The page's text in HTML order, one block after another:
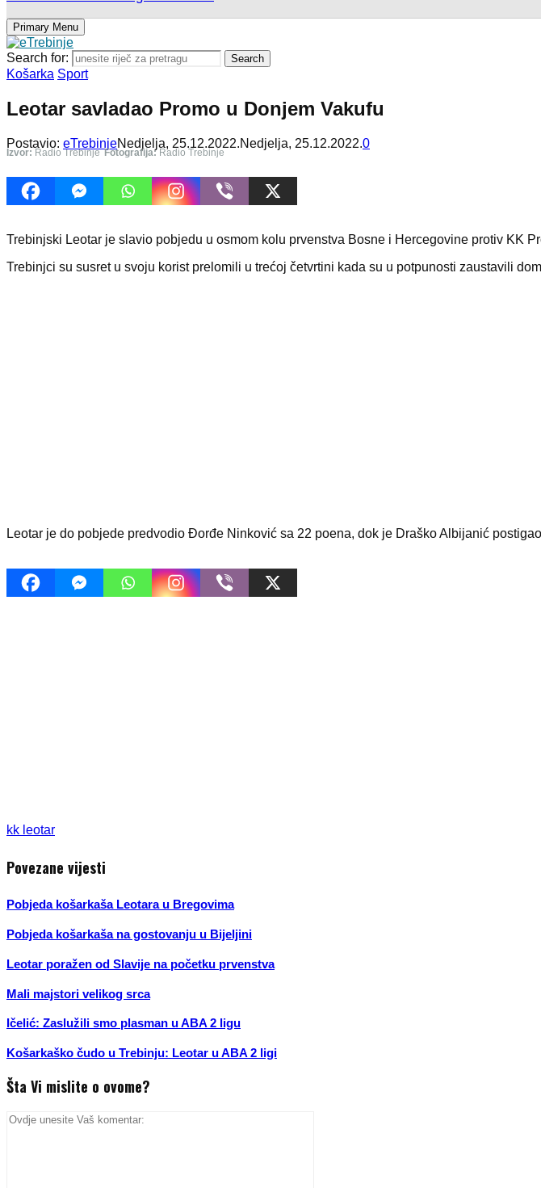
Primary Menu
Search for: Search
Košarka Sport
Leotar savladao Promo u Donjem Vakufu
Postavio: eTrebinjeNedjelja, 25.12.2022.Nedjelja, 25.12.2022.0
Izvor: Radio Trebinje Fotografija:Radio Trebinje
Trebinjski Leotar je slavio pobjedu u osmom kolu prvenstva Bosne i Hercegovine protiv KK
Trebinjci su susret u svoju korist prelomili u trećoj četvrtini kada su u potpunosti zaustavili
Leotar je do pobjede predvodio Đorđe Ninković sa 22 poena, dok je Draško Albijanić
kk leotar
Povezane vijesti
Pobjeda košarkaša Leotara u Bregovima
Pobjeda košarkaša na gostovanju u Bijeljini
Leotar poražen od Slavije na početku prvenstva
Mali majstori velikog srca
Ičelić: Zaslužili smo plasman u ABA 2 ligu
Košarkaško čudo u Trebinju: Leotar u ABA 2 ligi
Šta Vi mislite o ovome?